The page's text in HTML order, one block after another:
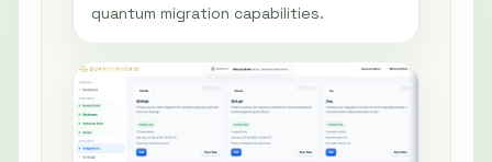
quantum migration capabilities.